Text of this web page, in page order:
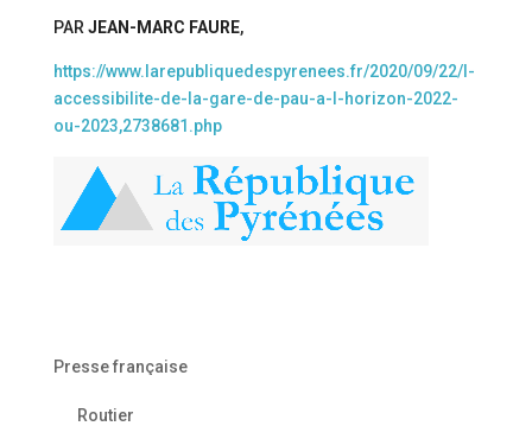
PAR JEAN-MARC FAURE,
https://www.larepubliquedespyrenees.fr/2020/09/22/l-
accessibilite-de-la-gare-de-pau-a-l-horizon-2022-
ou-2023,2738681.php
Presse française
Routier